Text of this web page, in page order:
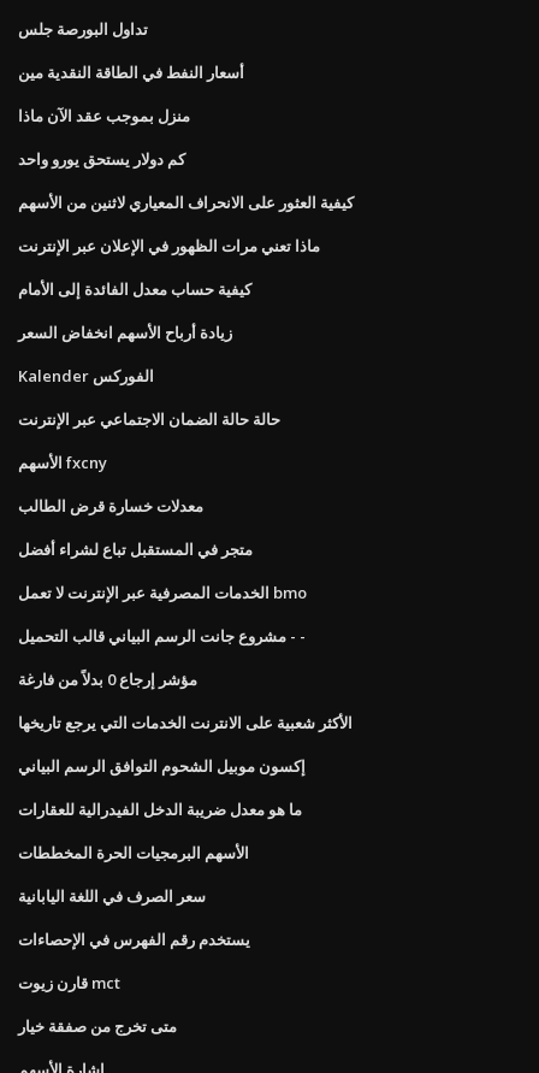
تداول البورصة جلس
أسعار النفط في الطاقة النقدية مين
منزل بموجب عقد الآن ماذا
كم دولار يستحق يورو واحد
كيفية العثور على الانحراف المعياري لاثنين من الأسهم
ماذا تعني مرات الظهور في الإعلان عبر الإنترنت
كيفية حساب معدل الفائدة إلى الأمام
زيادة أرباح الأسهم انخفاض السعر
Kalender الفوركس
حالة حالة الضمان الاجتماعي عبر الإنترنت
الأسهم fxcny
معدلات خسارة قرض الطالب
متجر في المستقبل تباع لشراء أفضل
الخدمات المصرفية عبر الإنترنت لا تعمل bmo
مشروع جانت الرسم البياني قالب التحميل - -
مؤشر إرجاع 0 بدلاً من فارغة
الأكثر شعبية على الانترنت الخدمات التي يرجع تاريخها
إكسون موبيل الشحوم التوافق الرسم البياني
ما هو معدل ضريبة الدخل الفيدرالية للعقارات
الأسهم البرمجيات الحرة المخططات
سعر الصرف في اللغة اليابانية
يستخدم رقم الفهرس في الإحصاءات
قارن زيوت mct
متى تخرج من صفقة خيار